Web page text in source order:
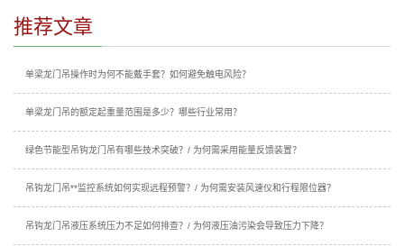
推荐文章
单梁龙门吊操作时为何不能戴手套？如何避免触电风险？
单梁龙门吊的额定起重量范围是多少？哪些行业常用？
绿色节能型吊钩龙门吊有哪些技术突破？/ 为何需采用能量反馈装置？
吊钩龙门吊**监控系统如何实现远程预警？/ 为何需安装风速仪和行程限位器？
吊钩龙门吊液压系统压力不足如何排查？/ 为何液压油污染会导致压力下降？